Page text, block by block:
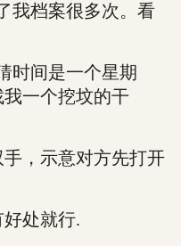
档案很多次。看
间是一个星期
一个挖坟的干
，示意对方先打开
处就行.